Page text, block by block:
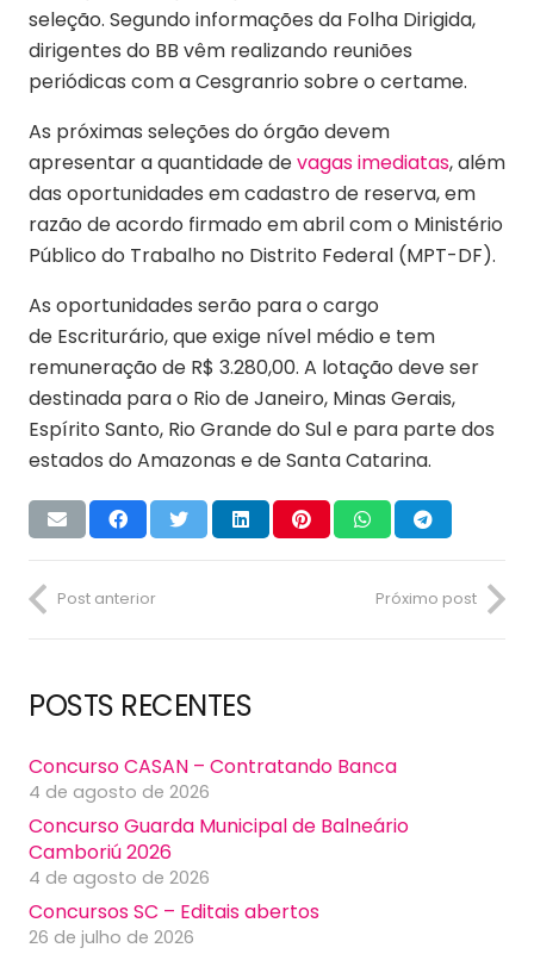
seleção. Segundo informações da Folha Dirigida,
dirigentes do BB vêm realizando reuniões
periódicas com a Cesgranrio sobre o certame.
As próximas seleções do órgão devem
apresentar a quantidade devagas imediatas, além
das oportunidades em cadastro de reserva, em
razão de acordo firmado em abril com o Ministério
Público do Trabalho no Distrito Federal (MPT-DF).
As oportunidades serão para o cargo
de Escriturário, que exige nível médio e tem
remuneração de R$ 3.280,00. A lotação deve ser
destinada para o Rio de Janeiro, Minas Gerais,
Espírito Santo, Rio Grande do Sul e para parte dos
estados do Amazonas e de Santa Catarina.
Post anterior Próximo post
POSTS RECENTES
Concurso CASAN – Contratando Banca
4 de agosto de 2026
Concurso Guarda Municipal de Balneário
Camboriú 2026
4 de agosto de 2026
Concursos SC – Editais abertos
26 de julho de 2026